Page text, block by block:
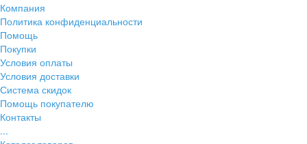
Компания
Политика конфиденциальности
Помощь
Покупки
Условия оплаты
Условия доставки
Система скидок
Помощь покупателю
Контакты
...